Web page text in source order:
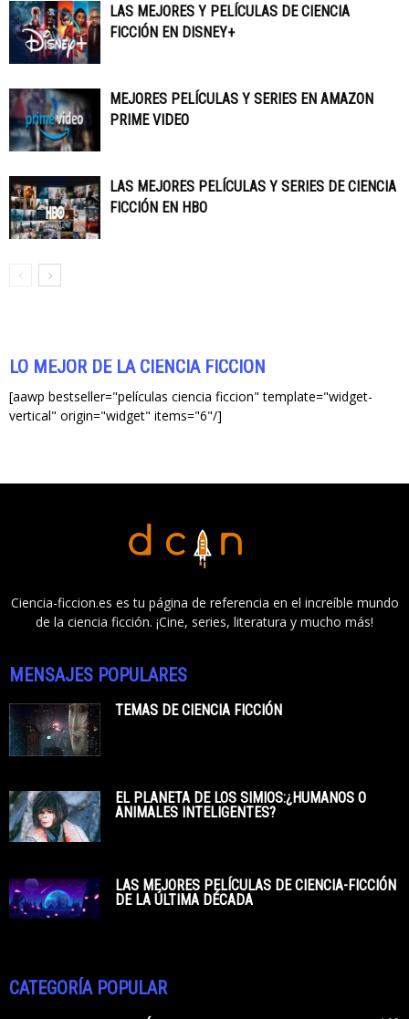
LAS MEJORES Y PELÍCULAS DE CIENCIA
FICCIÓN EN DISNEY+
MEJORES PELÍCULAS Y SERIES EN AMAZON
PRIME VIDEO
LAS MEJORES PELÍCULAS Y SERIES DE CIENCIA
FICCIÓN EN HBO
LO MEJOR DE LA CIENCIA FICCIÓN
[aawp bestseller="películas ciencia ficcion" template="widget-
vertical" origin="widget" items="6"/]
Ciencia-ficcion.es es tu página de referencia en el increíble mundo
de la ciencia ficción. ¡Cine, series, literatura y mucho más!
MENSAJES POPULARES
TEMAS DE CIENCIA FICCIÓN
EL PLANETA DE LOS SIMIOS:¿HUMANOS O
ANIMALES INTELIGENTES?
LAS MEJORES PELÍCULAS DE CIENCIA-FICCIÓN
DE LA ÚLTIMA DÉCADA
CATEGORÍA POPULAR